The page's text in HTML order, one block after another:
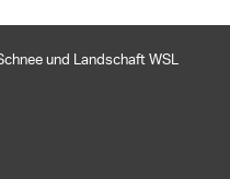
und Landschaft WSL